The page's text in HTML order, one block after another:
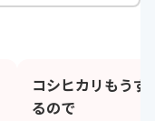
コシヒカリもうず
るので